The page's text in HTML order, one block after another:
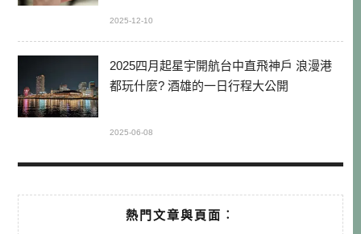
2025-12-10
2025四月起星宇開航台中直飛神戶 浪漫港
都玩什麼? 酒雄的一日行程大公開
2025-06-08
熱門文章與頁面︰